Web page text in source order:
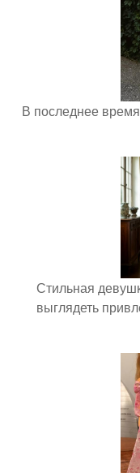
В последнее
Стильная
выглядеть